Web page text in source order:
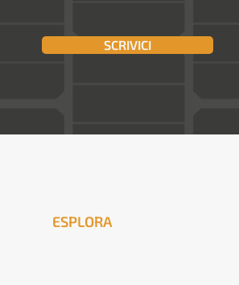
SCRIVICI
ESPLORA